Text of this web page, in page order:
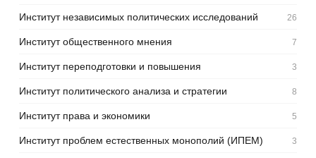
Институт независимых политических исследований 26
Институт общественного мнения 7
Институт переподготовки и повышения 3
Институт политического анализа и стратегии 8
Институт права и экономики 5
Институт проблем естественных монополий (ИПЕМ) 3